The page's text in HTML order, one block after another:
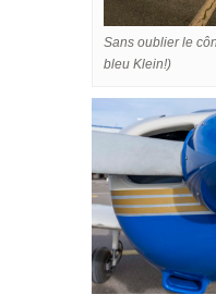
Sans oublier le
bleu Klein!)